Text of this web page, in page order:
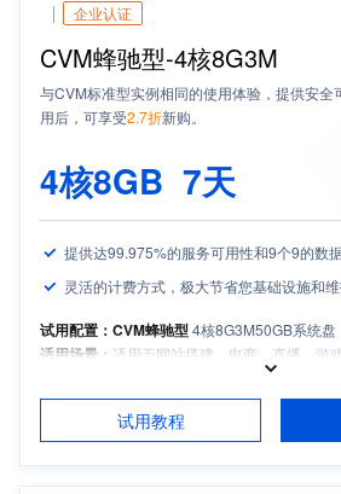
企业认证
CVM蜂驰型-4核8G3M
与CVM标准型实例相同的使用体验，提供安全
用后，可享受2.7折新购。
4核8GB 7天
提供达99.975%的服务可用性和9个9的数
灵活的计费方式，极大节省您基础设施和
试用配置：CVM蜂驰型4核8G3M50GB系统盘
适用场景： 适用于网站搭建、电商、直播、游
适用人群：中小企业和开发者
如需备案，请保持服务器包月时长
试用教程